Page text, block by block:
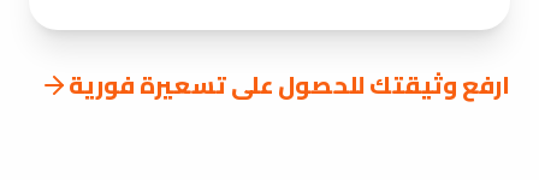
ارفع وثيقتك للحصول على تسعيرة فورية